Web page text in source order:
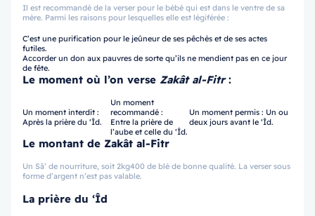
Il est recommandé de la verser pour le bébé qui est dans le ventre de sa
mère. Parmi les raisons pour lesquelles elle est légiférée :
C’est une purification pour le jeûneur de ses pêchés et de ses actes
futiles.
Accorder un don aux pauvres de sorte qu’ils ne mendient pas en ce jour
de fête.
Le moment où l’on verse Zakât al-Fitr:
Un moment interdit :
Après la prière du ‘Îd.
Un moment
recommandé :
Entre la prière de
l’aube et celle du ‘Îd.
Un moment permis : Un ou
deux jours avant le ‘Îd.
Le montant de Zakât al-Fitr
Un Sâ’ de nourriture, soit 2kg400 de blé de bonne qualité. La verser sous
forme d’argent n’est pas valable.
La prière du ‘Îd